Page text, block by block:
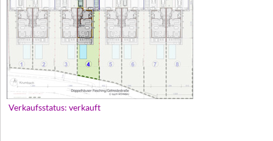
Verkaufsstatus: verkauft